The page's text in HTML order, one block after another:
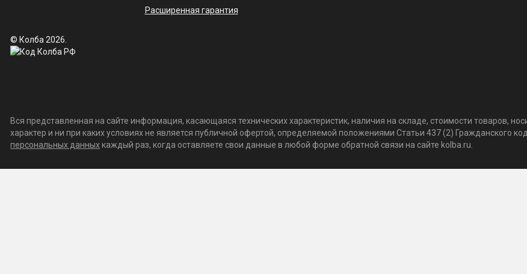
Расширенная гарантия
© Колба 2026.
Вся представленная на сайте информация, касающаяся технических характеристик, наличия на складе, стоимости товаров,
характер и ни при каких условиях не является публичной офертой, определяемой положениями Статьи 437 (2) Гражданского
персональных данныхкаждый раз, когда оставляете свои данные в любой форме обратной связи на сайте kolba.ru.